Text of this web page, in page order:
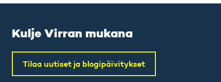
Kulje Virran mukana
Tilaa uutiset ja blogipäivitykset